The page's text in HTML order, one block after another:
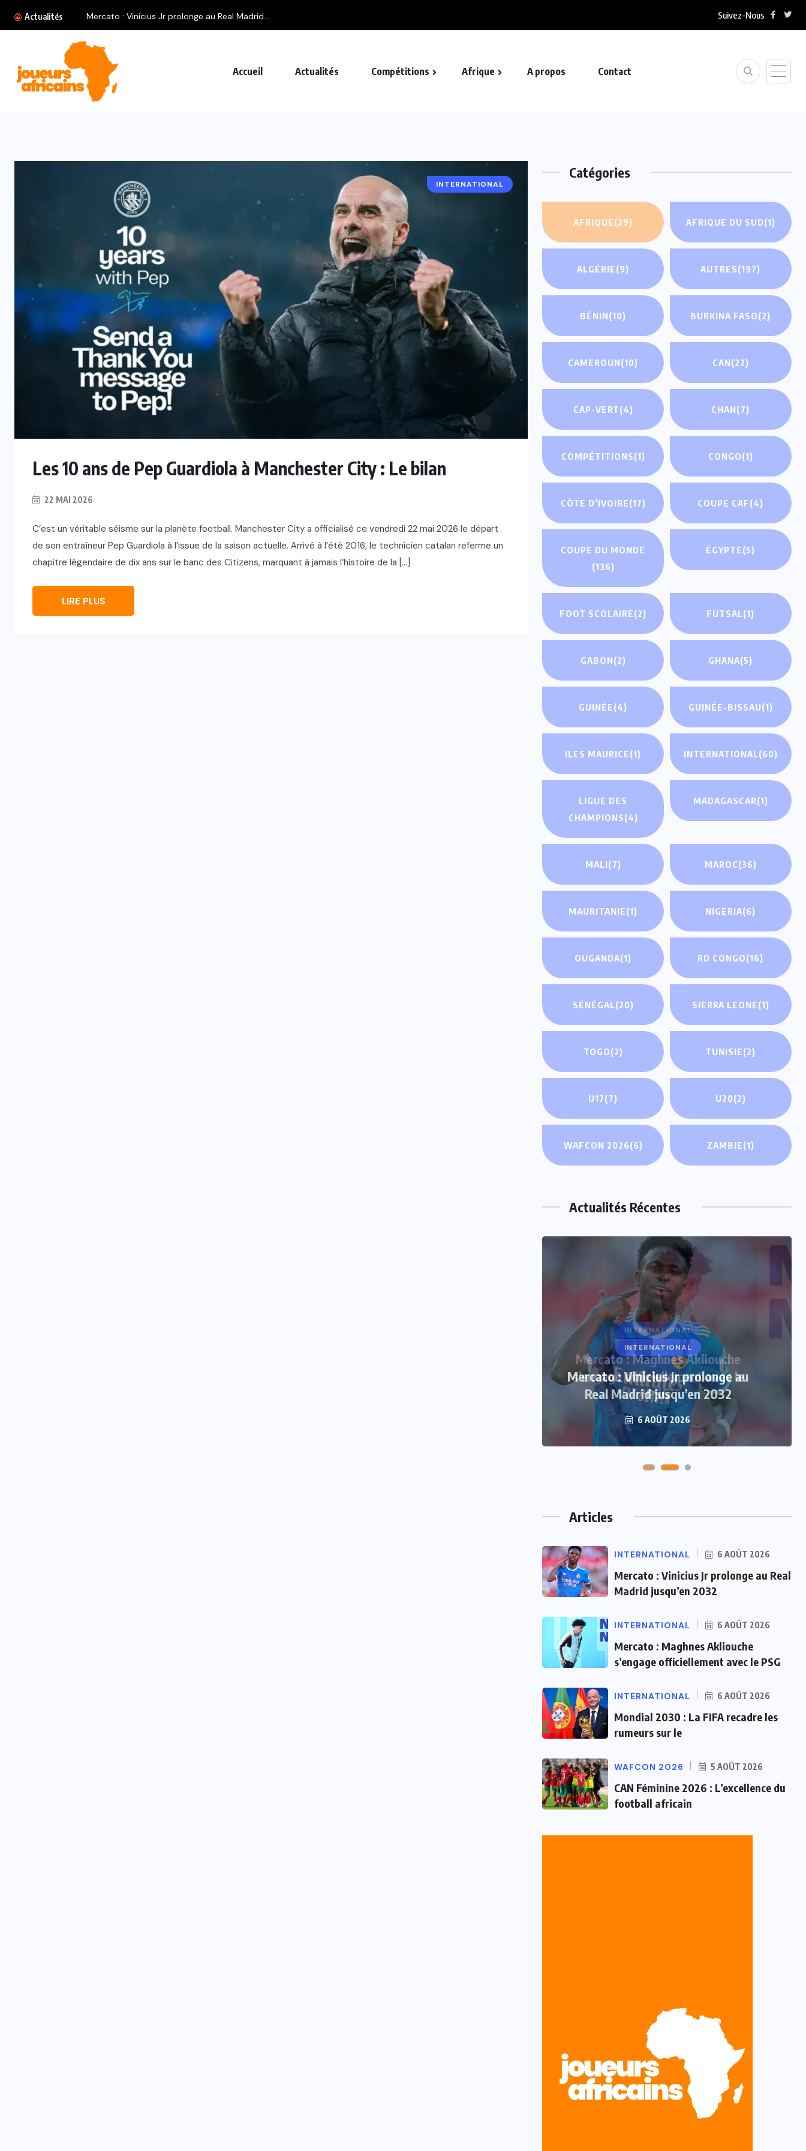
Actualités Suivez-Nous
Accueil Actualités Compétitions Afrique A propos Contact
INTERNATIONAL
Les 10 ans de Pep Guardiola à Manchester City : Le bilan
22 MAI 2026
C’est un véritable séisme sur la planète football. Manchester City a officialisé ce vendredi 22 mai 2026 le départ
de son entraîneur Pep Guardiola à l’issue de la saison actuelle. Arrivé à l’été 2016, le technicien catalan referme un
chapitre légendaire de dix ans sur le banc des Citizens, marquant à jamais l’histoire de la […]
LIRE PLUS
Catégories
AFRIQUE(29) AFRIQUE DU SUD(1)
ALGÉRIE(9) AUTRES(197)
BÉNIN(10) BURKINA FASO(2)
CAMEROUN(10) CAN(22)
CAP-VERT(4) CHAN(7)
COMPÉTITIONS(1) CONGO(1)
CÔTE D’IVOIRE(17) COUPE CAF(4)
COUPE DU MONDE
(136)
ÉGYPTE(5)
FOOT SCOLAIRE(2) FUTSAL(1)
GABON(2) GHANA(5)
GUINÉE(4) GUINÉE-BISSAU(1)
ILES MAURICE(1) INTERNATIONAL(60)
LIGUE DES
CHAMPIONS(4)
MADAGASCAR(1)
MALI(7) MAROC(36)
MAURITANIE(1) NIGERIA(6)
OUGANDA(1) RD CONGO(16)
SÉNÉGAL(20) SIERRA LEONE(1)
TOGO(2) TUNISIE(2)
U17(7) U20(2)
WAFCON 2026(6) ZAMBIE(1)
Actualités Récentes
INTERNATIONAL
Mercato : Maghnes Akliouche
s’engage officiellement avec le
PSG
6 AOÛT 2026
Articles
INTERNATIONAL 6 AOÛT 2026
Mercato : Vinicius Jr prolonge au Real
Madrid jusqu’en 2032
INTERNATIONAL 6 AOÛT 2026
Mercato : Maghnes Akliouche
s’engage officiellement avec le PSG
INTERNATIONAL 6 AOÛT 2026
Mondial 2030 : La FIFA recadre les
rumeurs sur le
WAFCON 2026 5 AOÛT 2026
CAN Féminine 2026 : L’excellence du
football africain